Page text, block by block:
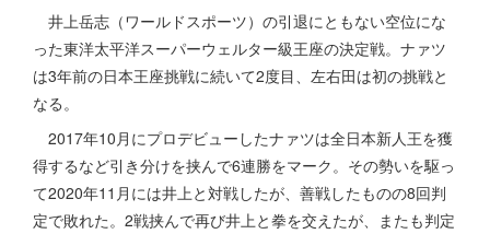
井上岳志（ワールドスポーツ）の引退にともない空位にな
った東洋太平洋スーパーウェルター級王座の決定戦。ナァツ
は3年前の日本王座挑戦に続いて2度目、左右田は初の挑戦と
なる。
2017年10月にプロデビューしたナァツは全日本新人王を獲
得するなど引き分けを挟んで6連勝をマーク。その勢いを駆っ
て2020年11月には井上と対戦したが、善戦したものの8回判
定で敗れた。2戦挟んで再び井上と拳を交えたが、またも判定